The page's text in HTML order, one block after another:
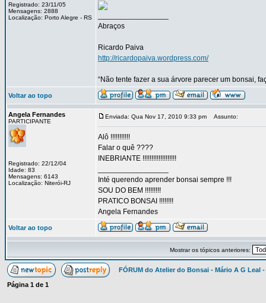
Registrado: 23/11/05
Mensagens: 2888
Localização: Porto Alegre - RS
Abraços
Ricardo Paiva
http://ricardopaiva.wordpress.com/
“Não tente fazer a sua árvore parecer um bonsai,
Voltar ao topo
Angela Fernandes
PARTICIPANTE
Registrado: 22/12/04
Idade: 83
Mensagens: 6143
Localização: Niterói-RJ
Enviada: Qua Nov 17, 2010 9:33 pm Assunto:
Alô !!!!!!!!!!!
Falar o quê ????
INEBRIANTE !!!!!!!!!!!!!!!!!!!
Inté querendo aprender bonsai sempre !!!
SOU DO BEM !!!!!!!!!
PRATICO BONSAI !!!!!!!!
Angela Fernandes
Voltar ao topo
Mostrar os tópicos anteriores:
FÓRUM do Atelier do Bonsai - Mário A G Leal
Página 1 de 1